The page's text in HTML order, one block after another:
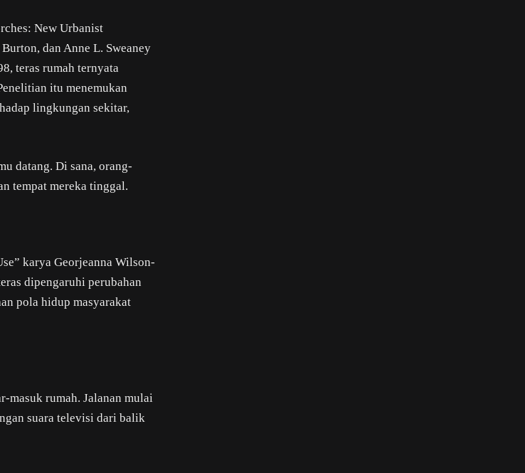
New Urbanist
dan Anne L. Sweaney
teras rumah ternyata
itu menemukan
lingkungan sekitar,
datang. Di sana, orang-
tempat mereka tinggal.
karya Georjeanna Wilson-
dipengaruhi perubahan
pola hidup masyarakat
masuk rumah. Jalanan mulai
suara televisi dari balik